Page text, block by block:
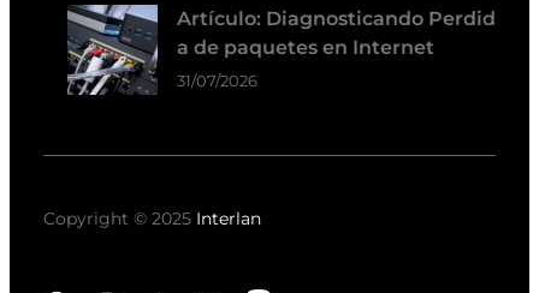
Artículo: Diagnosticando Perdid
a de paquetes en Internet
31/07/2026
Copyright © 2025 Interlan